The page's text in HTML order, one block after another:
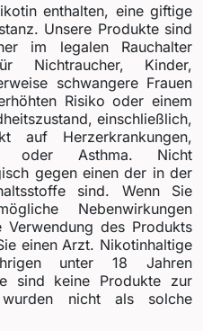
enthalten, eine giftige
Unsere Produkte sind
im legalen Rauchalter
Nichtraucher, Kinder,
schwangere Frauen
Risiko oder einem
einschließlich,
auf Herzerkrankungen,
oder Asthma. Nicht
gegen einen der in der
sind. Wenn Sie
Nebenwirkungen
des Produkts
einen Arzt. Nikotinhaltige
unter 18 Jahren
sind keine Produkte zur
wurden nicht als solche